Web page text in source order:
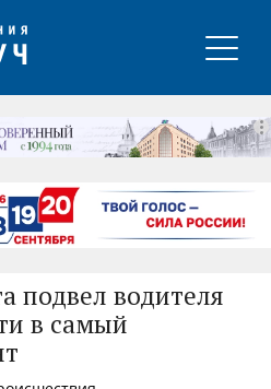
подвел водителя
в самый